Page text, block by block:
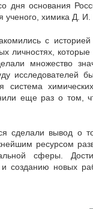
дня основания
химика Д. И.
с
личностях,
множество
исследователей
система
еще раз о том,
сделали вывод о
ресурсом
сферы.
и созданию новых